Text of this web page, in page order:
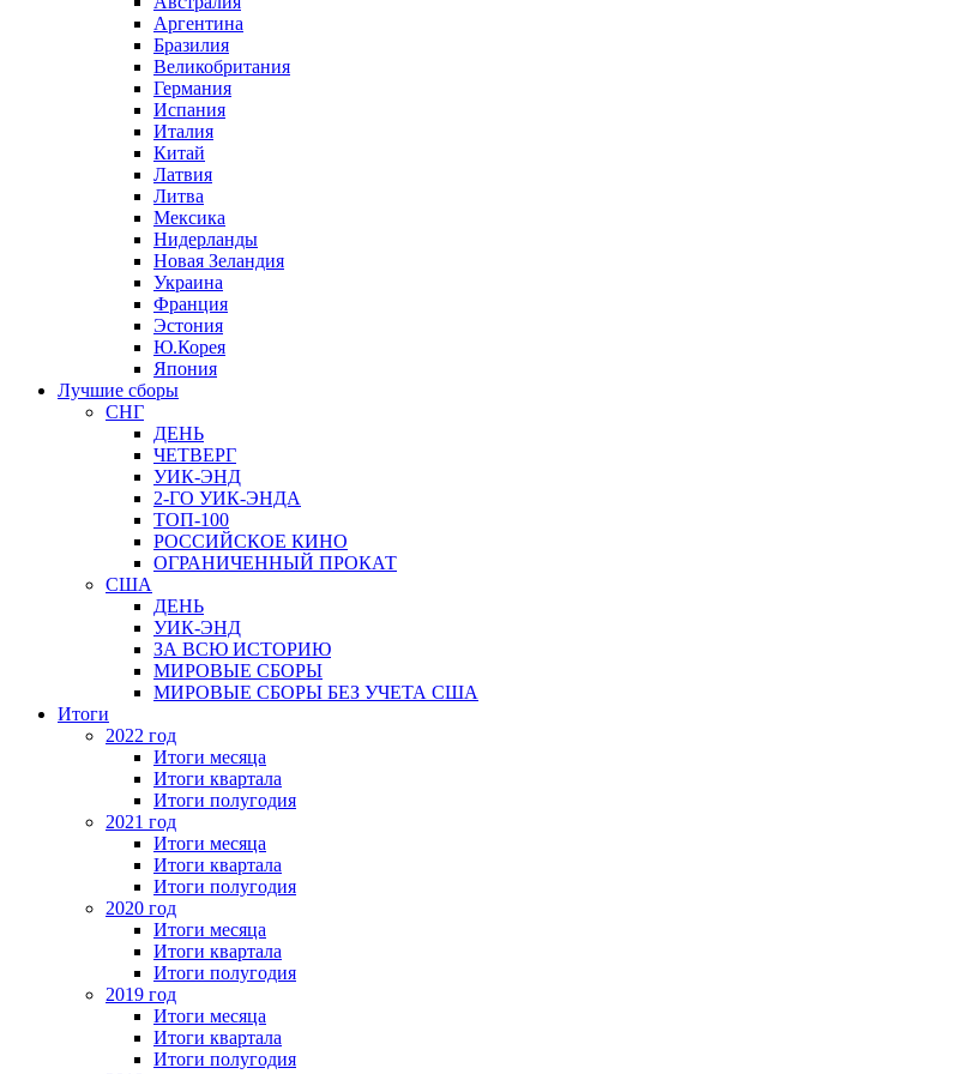
Аргентина
Бразилия
Великобритания
Германия
Испания
Италия
Китай
Латвия
Литва
Мексика
Нидерланды
Новая Зеландия
Украина
Франция
Эстония
Ю.Корея
Япония
Лучшие сборы
СНГ
ДЕНЬ
ЧЕТВЕРГ
УИК-ЭНД
2-ГО УИК-ЭНДА
ТОП-100
РОССИЙСКОЕ КИНО
ОГРАНИЧЕННЫЙ ПРОКАТ
США
ДЕНЬ
УИК-ЭНД
ЗА ВСЮ ИСТОРИЮ
МИРОВЫЕ СБОРЫ
МИРОВЫЕ СБОРЫ БЕЗ УЧЕТА США
Итоги
2022 год
Итоги месяца
Итоги квартала
Итоги полугодия
2021 год
Итоги месяца
Итоги квартала
Итоги полугодия
2020 год
Итоги месяца
Итоги квартала
Итоги полугодия
2019 год
Итоги месяца
Итоги квартала
Итоги полугодия